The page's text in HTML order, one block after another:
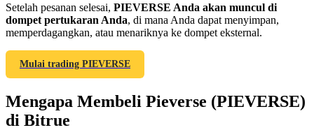
Setelah pesanan selesai, PIEVERSE Anda akan muncul di
dompet pertukaran Anda, di mana Anda dapat menyimpan,
memperdagangkan, atau menariknya ke dompet eksternal.
Mulai trading PIEVERSE
Mengapa Membeli Pieverse (PIEVERSE)
di Bitrue